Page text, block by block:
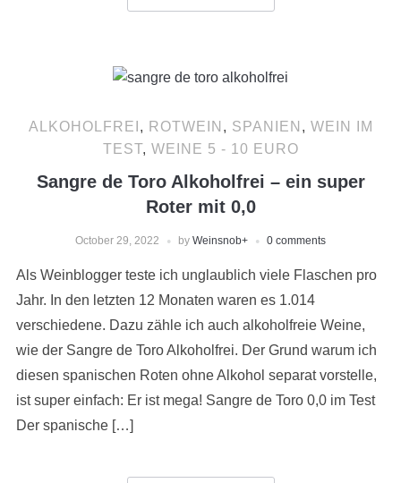
ALKOHOLFREI , ROTWEIN , SPANIEN , WEIN IM
TEST, WEINE 5 - 10 EURO
Sangre de Toro Alkoholfrei – ein super
Roter mit 0,0
October 29, 2022 by Weinsnob+ 0 comments
Als Weinblogger teste ich unglaublich viele Flaschen pro
Jahr. In den letzten 12 Monaten waren es 1.014
verschiedene. Dazu zähle ich auch alkoholfreie Weine,
wie der Sangre de Toro Alkoholfrei. Der Grund warum ich
diesen spanischen Roten ohne Alkohol separat vorstelle,
ist super einfach: Er ist mega! Sangre de Toro 0,0 im Test
Der spanische […]